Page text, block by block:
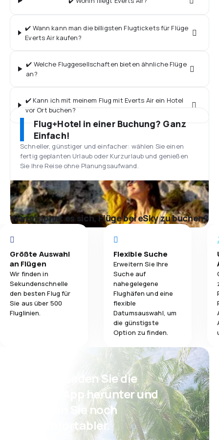
✔️ Wann kann man die billigsten Flugtickets für Flüge
Everts Air kaufen?
✔️ Welche Fluggesellschaften bieten ähnliche Flüge
an?
✔️ Kann ich mit meinem Flug mit Everts Air ein Hotel
vor Ort buchen?
Flug+Hotel in einer Buchung? Ganz
Einfach!
Schneller, günstiger und einfacher: wählen Sie einen
fertig geplanten Urlaub oder Kurzurlaub und genießen
Sie Ihre Reise ohne Planungsaufwand.
Warum lohnt es sich, Flüge bei eSky zu buchen?
Größte Auswahl
an Flügen
Wir finden in
Sekundenschnelle
den besten Flug für
Sie aus über 500
Fluglinien.
Flexible Suche
Erweitern Sie Ihre
Suche auf
nahegelegene
Flughäfen und eine
flexible
Datumsauswahl, um
die günstigste
Option zu finden.
Psst! Laden Sie die
eSky App herunter und
reisen Sie noch
komfortabler.